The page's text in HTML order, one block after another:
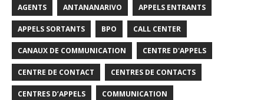
AGENTS ANTANANARIVO APPELS ENTRANTS
APPELS SORTANTS BPO CALL CENTER
CANAUX DE COMMUNICATION CENTRE D'APPELS
CENTRE DE CONTACT CENTRES DE CONTACTS
CENTRES D’APPELS COMMUNICATION